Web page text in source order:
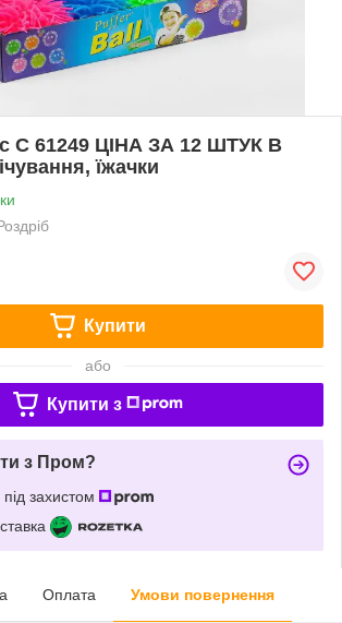
С 61249 ЦІНА ЗА 12 ШТУК В
їжачки
Купити
або
Купити з
з Пром?
захистом
Оплата Умови повернення